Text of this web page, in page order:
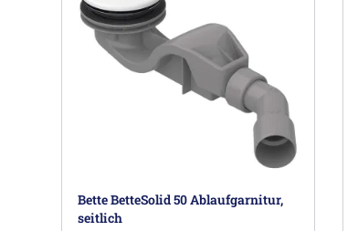
Bette BetteSolid 50 Ablaufgarnitur,
seitlich